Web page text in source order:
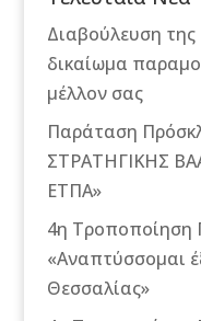
Διαβούλευση της
δικαίωμα
μέλλον σας
Παράταση
ΣΤΡΑΤΗΓΙΚΗΣ
ΕΤΠΑ»
4η Τροποποίηση
«Αναπτύσσομαι
Θεσσαλίας»